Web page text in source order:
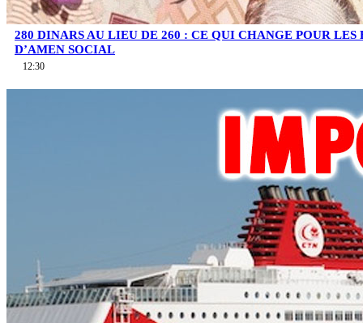
280 DINARS AU LIEU DE 260 : CE QUI CHANGE POUR LES
D’AMEN SOCIAL
12:30